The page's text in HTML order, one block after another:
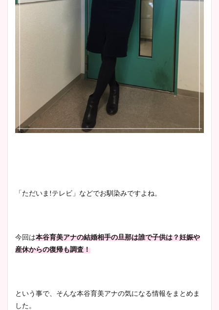
「ただいま !テレビ」などでお馴染みですよね。
今回は本谷育美アナの結婚相手の旦那は誰で子供は？妊娠や
産休からの復帰も調査！
という事で、そんな本谷育美アナの気になる情報をまとめま
した。